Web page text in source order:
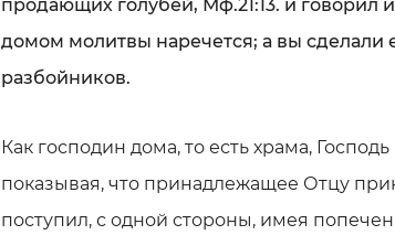
продающих голубей, Мф.21:13. и говорил
домом молитвы наречется; а вы сделали
разбойников.
Как господин дома, то есть храма,
показывая, что принадлежащее Отцу
поступил, с одной стороны, имея